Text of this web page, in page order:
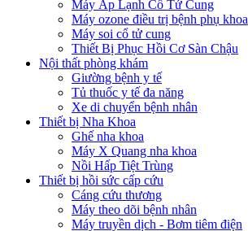
Máy Áp Lạnh Cổ Tử Cung
Máy ozone điều trị bệnh phụ khoa
Máy soi cổ tử cung
Thiết Bị Phục Hồi Cơ Sàn Chậu
Nội thất phòng khám
Giường bệnh y tế
Tủ thuốc y tế đa năng
Xe di chuyển bệnh nhân
Thiết bị Nha Khoa
Ghế nha khoa
Máy X Quang nha khoa
Nồi Hấp Tiệt Trùng
Thiết bị hồi sức cấp cứu
Cáng cứu thương
Máy theo dõi bệnh nhân
Máy truyền dịch - Bơm tiêm điện